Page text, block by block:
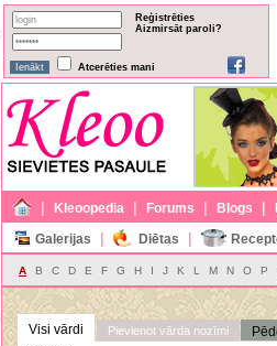
Reģistrēties
Aizmirsāt paroli?
Atcerēties mani
| Kleoopedia | Forums | Blogs |
Galerijas
| Diētas |
A B C D E F G H I J K L M N O P
Visi vārdi Pievienot vārda nozīmi